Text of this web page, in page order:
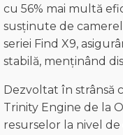
cu 56% mai multă
susținute de
seriei Find X9,
stabilă, menținând
Dezvoltat în strânsă
Trinity Engine de la
resurselor la nivel